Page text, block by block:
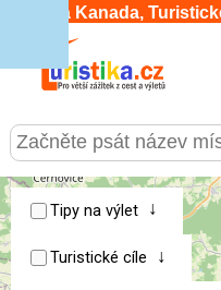
Česká Kanada,
CESTOVÁNÍ
SLUŽBY &
PRO TURISTY
Tipy na výlet ↓
Turistické cíle ↓